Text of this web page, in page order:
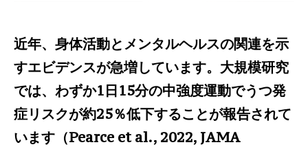
近年、身体活動とメンタルヘルスの関連を示
すエビデンスが急増しています。大規模研究
では、わずか1日15分の中強度運動でうつ発
症リスクが約25％低下することが報告されて
います（Pearce et al., 2022, JAMA